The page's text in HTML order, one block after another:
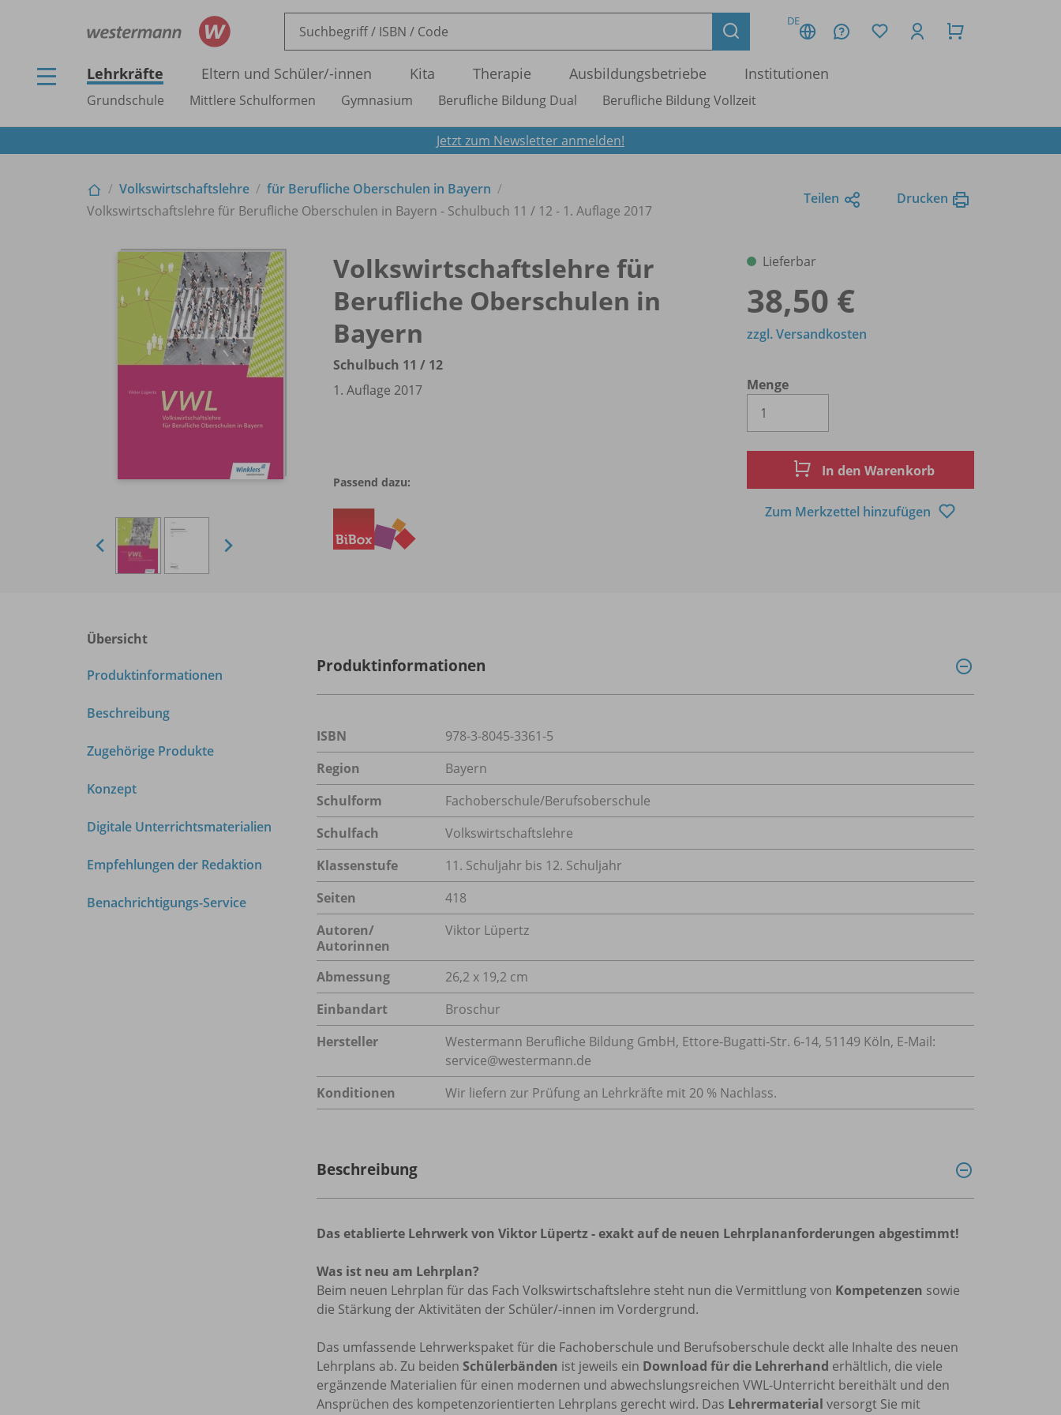
DE
Lehrkräfte Eltern und Schüler/-innen Kita Therapie Ausbildungsbetriebe Institutionen
Grundschule Mittlere Schulformen Gymnasium Berufliche Bildung Dual Berufliche Bildung Vollzeit
Jetzt zum Newsletter anmelden!
Volkswirtschaftslehre
für Berufliche Oberschulen in Bayern
Volkswirtschaftslehre für Berufliche Oberschulen in Bayern - Schulbuch 11 / 12 - 1. Auflage 2017
Teilen Drucken
Volkswirtschaftslehre für
Berufliche Oberschulen in
Bayern
Schulbuch 11 / 12
1. Auflage 2017
Passend dazu:
Lieferbar
38,50 €
Menge
zzgl. Versandkosten
In den Warenkorb
Zum Merkzettel hinzufügen
Übersicht
Produktinformationen
Beschreibung
Zugehörige Produkte
Konzept
Digitale Unterrichtsmaterialien
Empfehlungen der Redaktion
Benachrichtigungs-Service
Produktinformationen
ISBN
978-3-8045-3361-5
Region
Bayern
Schulform
Fachoberschule/Berufsoberschule
Schulfach
Volkswirtschaftslehre
Klassenstufe
11. Schuljahr bis 12. Schuljahr
Seiten
418
Autoren/
Autorinnen
Viktor Lüpertz
Abmessung
26,2 x 19,2 cm
Einbandart
Broschur
Hersteller
Westermann Berufliche Bildung GmbH, Ettore-Bugatti-Str. 6-14, 51149 Köln, E-Mail:
service@westermann.de
Konditionen
Wir liefern zur Prüfung an Lehrkräfte mit 20 % Nachlass.
Beschreibung
Das etablierte Lehrwerk von Viktor Lüpertz - exakt auf de neuen Lehrplananforderungen abgestimmt!
Was ist neu am Lehrplan?
Beim neuen Lehrplan für das Fach Volkswirtschaftslehre steht nun die Vermittlung von Kompetenzen sowie
die Stärkung der Aktivitäten der Schüler/-innen im Vordergrund.
Das umfassende Lehrwerkspaket für die Fachoberschule und Berufsoberschule deckt alle Inhalte des neuen
Lehrplans ab. Zu beiden Schülerbänden ist jeweils ein Download für die Lehrerhand erhältlich, die viele
ergänzende Materialien für einen modernen und abwechslungsreichen VWL-Unterricht bereithält und den
Ansprüchen des kompetenzorientierten Lehrplans gerecht wird. Das Lehrermaterial versorgt Sie mit